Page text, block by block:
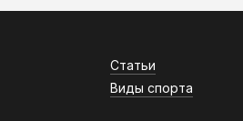
Статьи
Виды спорта